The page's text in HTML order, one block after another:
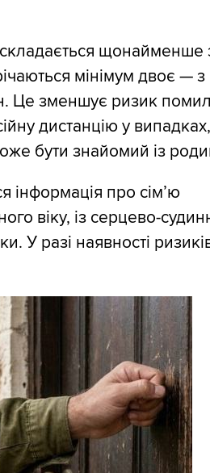
щонайменше
мінімум двоє — з
Це зменшує ризик
дистанцію у
бути знайомий із
інформація про сім’ю
віку, із серцево-
У разі наявності